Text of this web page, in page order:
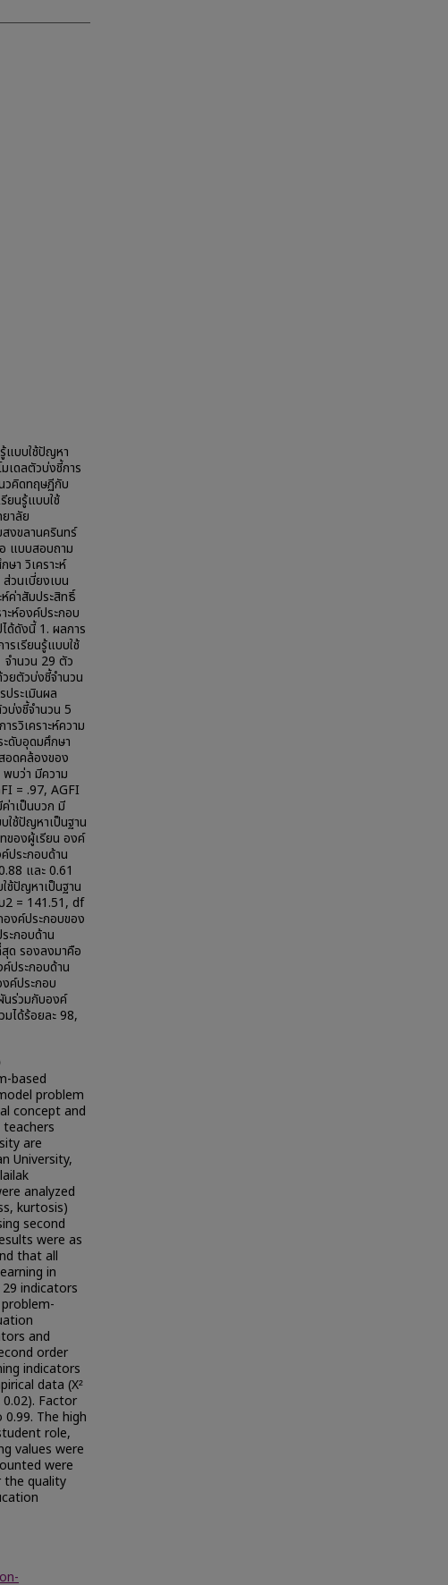
แบบใช้ปัญหา
เดลตัวบ่งชี้การ
วคิดทฤษฏีกับ
ยนรู้แบบใช้
าลัย
งขลานครินทร์
แบบสอบถาม
า วิเคราะห์
วนเบี่ยงเบน
ค่าสัมประสิทธิ์
ะห์องค์ประกอบ
ด้ดังนี้ 1. ผลการ
รเรียนรู้แบบใช้
จำนวน 29 ตัว
ยตัวบ่งชี้จำนวน
ระเมินผล
บ่งชี้จำนวน 5
วิเคราะห์ความ
ดับอุดมศึกษา
อดคล้องของ
พบว่า มีความ
= .97, AGFI
าเป็นบวก มี
ใช้ปัญหาเป็นฐาน
ของผู้เรียน องค์
ประกอบด้าน
และ 0.61
ช้ปัญหาเป็นฐาน
2 = 141.51, df
งค์ประกอบของ
ะกอบด้าน
ด รองลงมาคือ
ประกอบด้าน
ค์ประกอบ
นร่วมกับองค์
มได้ร้อยละ 98,
based
problem
concept and
are
University,
analyzed
kurtosis)
second
were as
that all
in
indicators
and
order
indicators
data (X²
0.02). Factor
The high
role,
values were
were
the quality